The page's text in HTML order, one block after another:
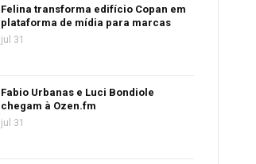
Felina transforma edifício Copan em
plataforma de mídia para marcas
jul 31
Fabio Urbanas e Luci Bondiole
chegam à Ozen.fm
jul 31